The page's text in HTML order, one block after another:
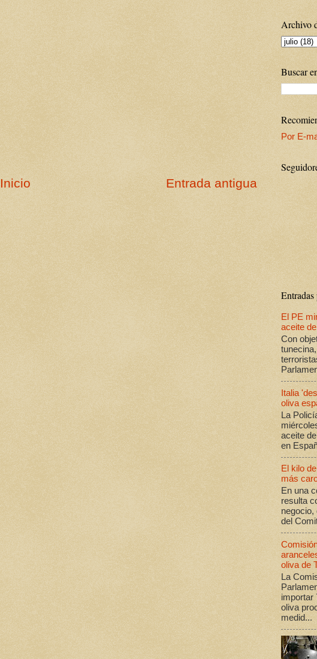
Entrada antigua
Inicio
Archivo
Buscar
Por E-
Entradas
El PE
aceite
Con
Italia
oliva
La
aceite
en
El kilo
más
En una
resulta
negocio,
del
oliva de
La
importar
oliva
medid...